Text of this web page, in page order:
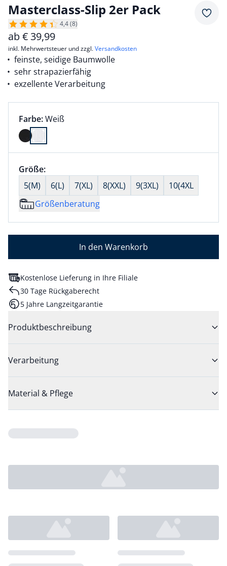
Masterclass-Slip 2er Pack
4,4 (8)
ab€ 39,99
inkl. Mehrwertsteuer und zzgl.Versandkosten
feinste, seidige Baumwolle
sehr strapazierfähig
exzellente Verarbeitung
Farbauswahl:
Farbe:aktuell ausgewählt:
Weiß
Farbe Weiß ausgewählt
Größenauswahl:
Größe:nichts ausgewählt
5(M)
6(L) 7(XL) 8(XXL) 9(3XL)
10(4XL
Größenberatung
In den Warenkorb
Kostenlose Lieferung in Ihre Filiale
30 Tage Rückgaberecht
5 Jahre Langzeitgarantie
Produktbeschreibung
Verarbeitung
Material & Pflege